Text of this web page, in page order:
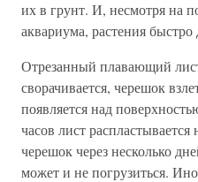
их в грунт. И, несмотря на
аквариума, растения быстро
Отрезанный плавающий
сворачивается, черешок
появляется над
часов лист
черешок через несколько
может и не погрузиться.